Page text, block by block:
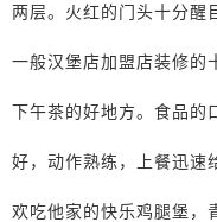
两层。火红的门头十分醒
一般汉堡店加盟店装修的
下午茶的好地方。食品的
好，动作熟练，上餐迅速
欢吃他家的快乐鸡腿堡，